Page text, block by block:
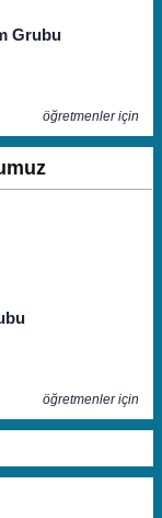
Grubu
öğretmenler için
öğretmenler için